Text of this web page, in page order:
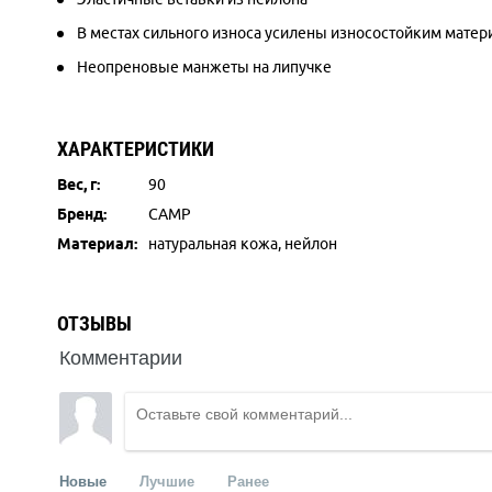
В местах сильного износа усилены износостойким
Неопреновые манжеты на липучке
ХАРАКТЕРИСТИКИ
Вес, г:
90
Бренд:
CAMP
Материал:
натуральная кожа, нейлон
ОТЗЫВЫ
Комментарии
Новые Лучшие Ранее